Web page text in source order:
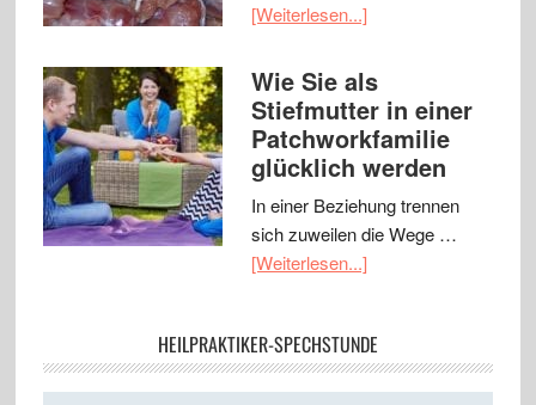
[Weiterlesen...]
Wie Sie als
Stiefmutter in einer
Patchworkfamilie
glücklich werden
In einer Beziehung trennen
sich zuweilen die Wege …
[Weiterlesen...]
HEILPRAKTIKER-SPECHSTUNDE